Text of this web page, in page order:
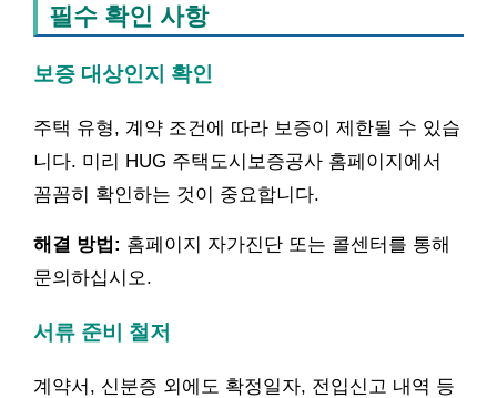
필수 확인 사항
보증 대상인지 확인
주택 유형, 계약 조건에 따라 보증이 제한될 수 있습
니다. 미리 HUG 주택도시보증공사 홈페이지에서
꼼꼼히 확인하는 것이 중요합니다.
해결 방법: 홈페이지 자가진단 또는 콜센터를 통해
문의하십시오.
서류 준비 철저
계약서, 신분증 외에도 확정일자, 전입신고 내역 등